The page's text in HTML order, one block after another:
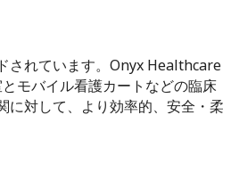
されています。Onyx Healthcare
モバイル看護カートなどの臨床
対して、より効率的、安全・柔